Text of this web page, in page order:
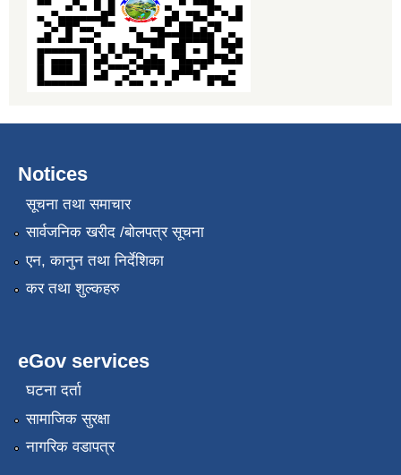
Notices
सूचना तथा समाचार
सार्वजनिक खरीद /बोलपत्र सूचना
एन, कानुन तथा निर्देशिका
कर तथा शुल्कहरु
eGov services
घटना दर्ता
सामाजिक सुरक्षा
नागरिक वडापत्र